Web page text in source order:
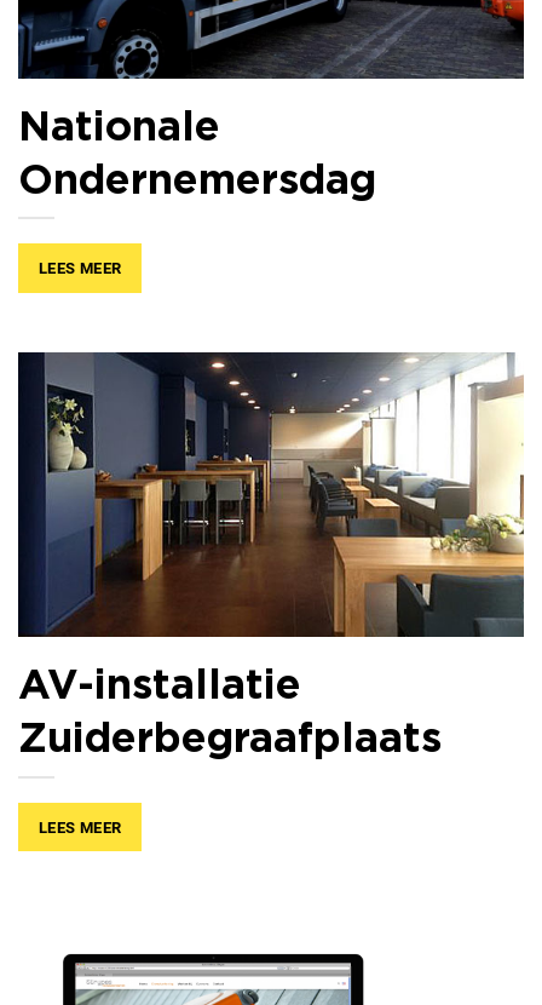
Nationale
Ondernemersdag
LEES MEER
AV-installatie
Zuiderbegraafplaats
LEES MEER